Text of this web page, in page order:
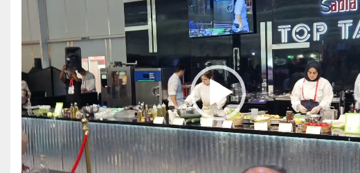
放
器